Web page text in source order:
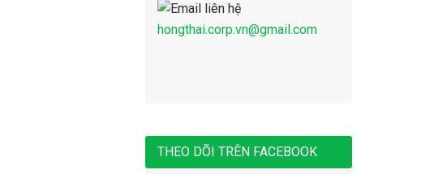
hongthai.corp.vn@gmail.com
THEO DÕI TRÊN FACEBOOK